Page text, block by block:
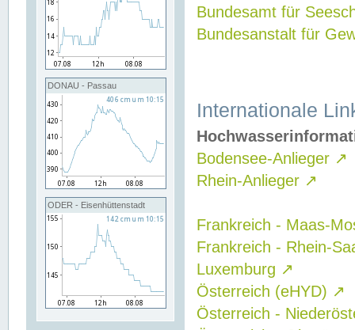
DONAU - Passau
ODER - Eisenhüttenstadt
Bundesamt für
Bundesanstalt für
Internationale
Bodensee-Anlieger ↗
Rhein-Anlieger ↗
Frankreich - Maas-
Frankreich - Rhein-
Luxemburg ↗
Österreich (eHYD) ↗
Österreich -